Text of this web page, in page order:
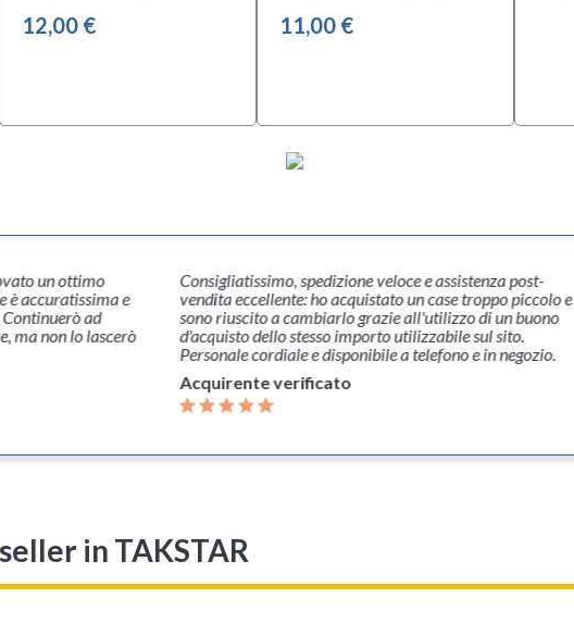
12,00 € 11,00 €
un ottimo
è accuratissima e
ad
ma non lo lascerò
Consigliatissimo, spedizione veloce e assistenza post-
vendita eccellente: ho acquistato un case troppo piccolo e
sono riuscito a cambiarlo grazie all'utilizzo di un buono
d'acquisto dello stesso importo utilizzabile sul sito.
Personale cordiale e disponibile a telefono e in negozio.
Acquirente verificato
in TAKSTAR